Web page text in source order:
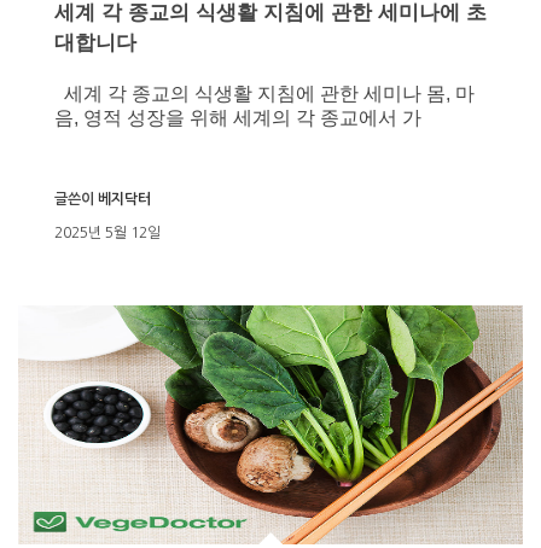
세계 각 종교의 식생활 지침에 관한 세미나에 초
대합니다
세계 각 종교의 식생활 지침에 관한 세미나 몸, 마
음, 영적 성장을 위해 세계의 각 종교에서 가
2025년 5월 12일
글쓴이 베지닥터